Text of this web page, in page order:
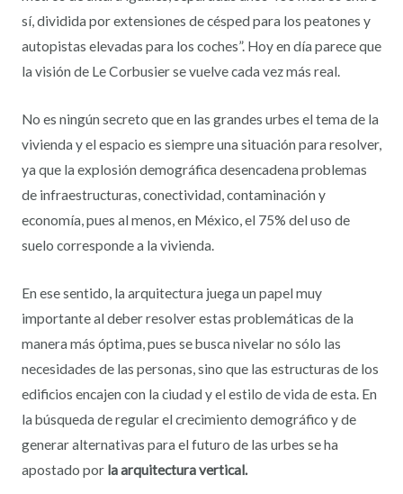
sí, dividida por extensiones de césped para los peatones y
autopistas elevadas para los coches”. Hoy en día parece que
la visión de Le Corbusier se vuelve cada vez más real.
No es ningún secreto que en las grandes urbes el tema de la
vivienda y el espacio es siempre una situación para resolver,
ya que la explosión demográfica desencadena problemas
de infraestructuras, conectividad, contaminación y
economía, pues al menos, en México, el 75% del uso de
suelo corresponde a la vivienda.
En ese sentido, la arquitectura juega un papel muy
importante al deber resolver estas problemáticas de la
manera más óptima, pues se busca nivelar no sólo las
necesidades de las personas, sino que las estructuras de los
edificios encajen con la ciudad y el estilo de vida de esta. En
la búsqueda de regular el crecimiento demográfico y de
generar alternativas para el futuro de las urbes se ha
apostado por la arquitectura vertical.